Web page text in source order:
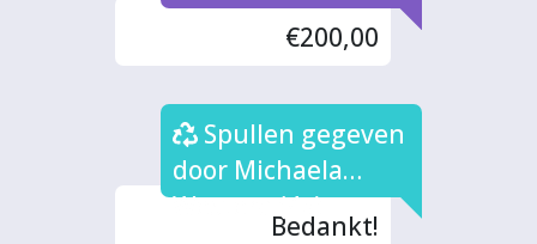
€200,00
Spullen gegeven
door Michaela
Westera (4x)
Bedankt!